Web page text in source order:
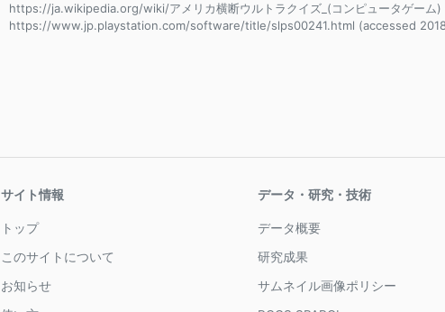
https://ja.wikipedia.org/wiki/アメリカ横断ウルトラクイズ_(コンピュータゲーム
https://www.jp.playstation.com/software/title/slps00241.html (accessed
サイト情報
トップ
このサイトについて
お知らせ
データ・研究・技術
データ概要
研究成果
サムネイル画像ポリシー